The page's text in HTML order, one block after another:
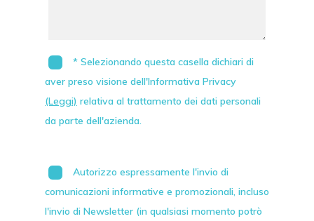
* Selezionando questa casella dichiari di
aver preso visione dell'Informativa Privacy
(Leggi) relativa al trattamento dei dati personali
da parte dell'azienda.
Autorizzo espressamente l'invio di
comunicazioni informative e promozionali, incluso
l'invio di Newsletter (in qualsiasi momento potrò